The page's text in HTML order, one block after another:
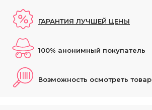
ГАРАНТИЯ ЛУЧШЕЙ ЦЕНЫ
100% анонимный покупатель
Возможность осмотреть товар